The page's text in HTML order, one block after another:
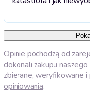
Opinie pochodzą od
dokonali zakupu
zbierane, weryfikowane
opiniowania.